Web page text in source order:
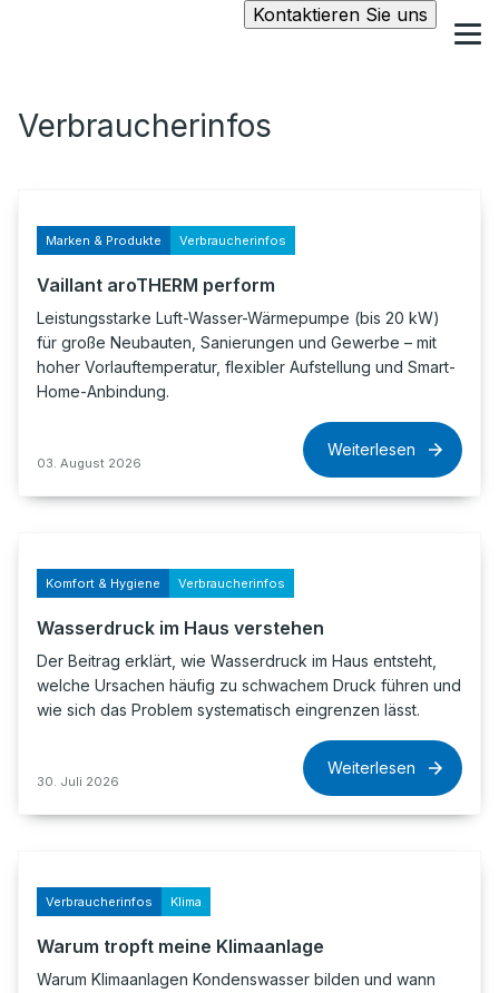
Kontaktieren Sie uns
Verbraucherinfos
Marken & Produkte Verbraucherinfos
Vaillant aroTHERM perform
Leistungsstarke Luft-Wasser-Wärmepumpe (bis 20 kW)
für große Neubauten, Sanierungen und Gewerbe – mit
hoher Vorlauftemperatur, flexibler Aufstellung und Smart-
Home-Anbindung.
03. August 2026
Weiterlesen
Komfort & Hygiene Verbraucherinfos
Wasserdruck im Haus verstehen
Der Beitrag erklärt, wie Wasserdruck im Haus entsteht,
welche Ursachen häufig zu schwachem Druck führen und
wie sich das Problem systematisch eingrenzen lässt.
30. Juli 2026
Weiterlesen
Verbraucherinfos Klima
Warum tropft meine Klimaanlage
Warum Klimaanlagen Kondenswasser bilden und wann